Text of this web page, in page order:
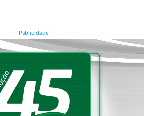
Publicidade